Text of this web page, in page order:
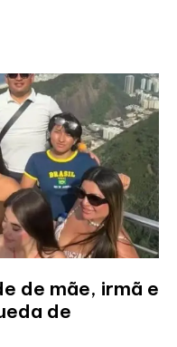
de mãe, irmã e
de